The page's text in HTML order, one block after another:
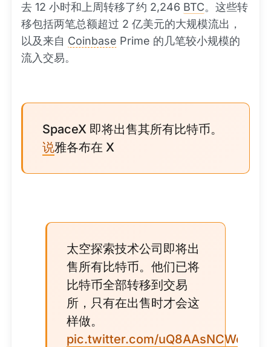
去 12 小时和上周转移了约 2,246 BTC。这些转
移包括两笔总额超过 2 亿美元的大规模流出，
以及来自 Coinbase Prime 的几笔较小规模的
流入交易。
SpaceX 即将出售其所有比特币。
说雅各布在 X
太空探索技术公司即将出
售所有比特币。他们已将
比特币全部转移到交易
所，只有在出售时才会这
样做。
pic.twitter.com/uQ8AAsNCWe